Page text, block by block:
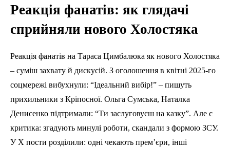
Реакція фанатів: як глядачі
сприйняли нового Холостяка
Реакція фанатів на Тараса Цимбалюка як нового Холостяка
– суміш захвату й дискусій. З оголошення в квітні 2025-го
соцмережі вибухнули: “Ідеальний вибір!” – пишуть
прихильники з Кріпосної. Ольга Сумська, Наталка
Денисенко підтримали: “Ти заслуговуєш на казку”. Але є
критика: згадують минулі роботи, скандали з формою ЗСУ.
У X пости розділили: одні чекають прем’єри, інші